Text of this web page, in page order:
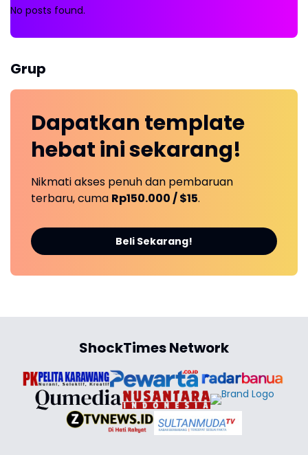
No posts found.
Grup
Dapatkan template
hebat inisekarang!
Nikmati akses penuh dan pembaruan
terbaru, cuma Rp150.000 / $15.
Beli Sekarang!
ShockTimes Network